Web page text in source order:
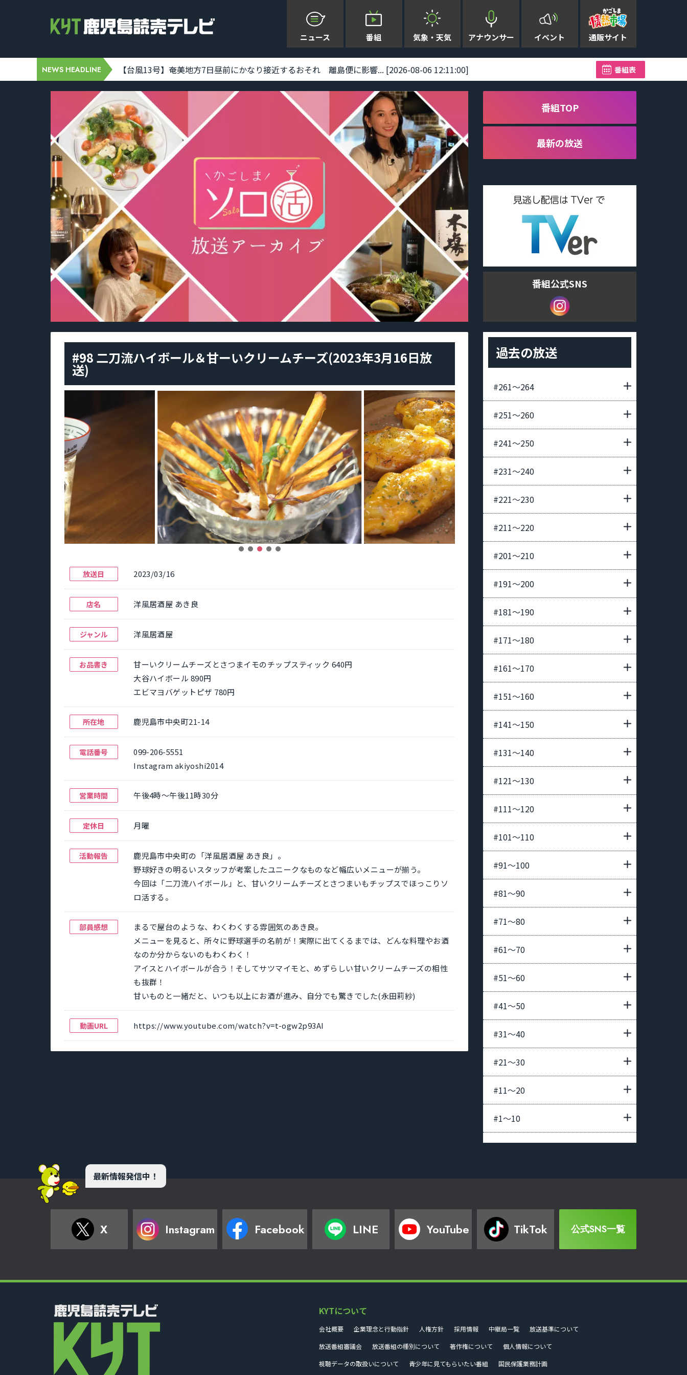
ニュース 番組 気象・天気 アナウンサー イベント 通販サイト
NEWS HEADLINE 【台風13号】奄美地方7日昼前にかなり接近するおそれ 離島便に影響... [2026-08-06 12:11:00] 【速報】台風13号接
番組表
番組TOP
最新の放送
番組公式SNS
#98 二刀流ハイボール＆甘ーいクリームチーズ(2023年3月16日放
送)
放送日 2023/03/16
店名 洋風居酒屋 あき良
ジャンル 洋風居酒屋
お品書き
甘ーいクリームチーズとさつまイモのチップスティック 640円
大谷ハイボール 890円
エビマヨバゲットピザ 780円
所在地 鹿児島市中央町21-14
電話番号
099-206-5551
Instagram akiyoshi2014
営業時間 午後4時～午後11時30分
定休日 月曜
活動報告
鹿児島市中央町の「洋風居酒屋 あき良」。
野球好きの明るいスタッフが考案したユニークなものなど幅広いメニューが揃う。
今回は「二刀流ハイボール」と、甘いクリームチーズとさつまいもチップスでほっこりソ
ロ活する。
部員感想
まるで屋台のような、わくわくする雰囲気のあき良。
メニューを見ると、所々に野球選手の名前が！実際に出てくるまでは、どんな料理やお酒
なのか分からないのもわくわく！
アイスとハイボールが合う！そしてサツマイモと、めずらしい甘いクリームチーズの相性
も抜群！
甘いものと一緒だと、いつも以上にお酒が進み、自分でも驚きでした(永田莉紗)
動画URL https://www.youtube.com/watch?v=t-ogw2p93AI
過去の放送
#261〜264
#251〜260
#241〜250
#231〜240
#221〜230
#211〜220
#201〜210
#191〜200
#181〜190
#171〜180
#161〜170
#151〜160
#141〜150
#131〜140
#121〜130
#111〜120
#101〜110
#91〜100
#81〜90
#71〜80
#61〜70
#51〜60
#41〜50
#31〜40
#21〜30
#11〜20
#1〜10
最新情報発信中！
X Instagram Facebook LINE YouTube TikTok 公式SNS一覧
KYTについて
会社概要 企業理念と行動指針 人権方針 採用情報 中継局一覧
放送基準について
放送番組審議会
放送番組の種別について 著作権について
個人情報について
視聴データの取扱いについて
青少年に見てもらいたい番組 国民保護業務計画